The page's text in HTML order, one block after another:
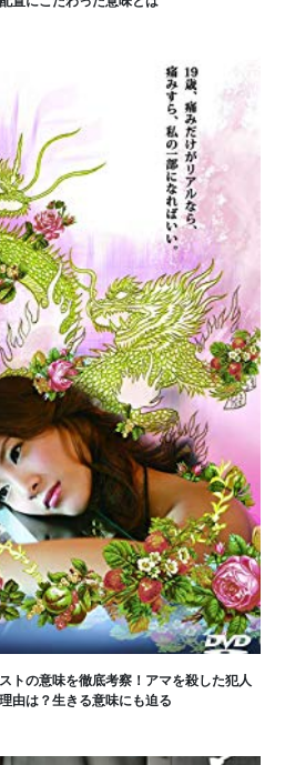
トの意味を徹底考察！アマを殺した犯人
由は？生きる意味にも迫る